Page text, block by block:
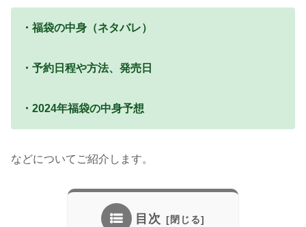
・福袋の中身（ネタバレ）
・予約日程や方法、発売日
・2024年福袋の中身予想
などについてご紹介します。
目次